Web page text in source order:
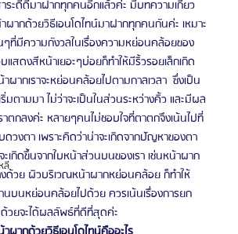
ลี
ะดีดีมาฝากทุกคนอีกแล้วค่ะ มีบทความเกี่ยว
ผากด้วยวิธีเอนโดไทน์มาฝากทุกคนกันค่ะ เหมาะ
ๆที่มีความกังวลในเรื่องความหย่อนคล้อยของ
แสดงสีหน้าเยอะๆบ่อยก็ทำให้มีริ้วรอยเล็กเกิด
ผากเราจะหย่อนคล้อยไปตามกาลเวลา  ซึ่งเป็น
มตามมา ไม่ว่าจะเป็นในส่วนระหว่างคิ้ว และมีผล
าตกลงค่ะ หลายๆคนไม่ชอบใจที่ตาตกจึงเน้นไปที่
วงตา เพราะคิดว่าน่าจะเกิดจากปัญหาของตา
เกิดขึ้นจากใบหน้าส่วนบนของเรา เช่นหน้าผาก
ด้วย ผิวบริเวณหน้าผากหย่อนคล้อย ก็ทำให้
บนหย่อนคล้อยไปด้วย ควรเน้นเรื่องการยก
วยจะได้ผลลัพธ์ที่ดีที่สุดค่ะ